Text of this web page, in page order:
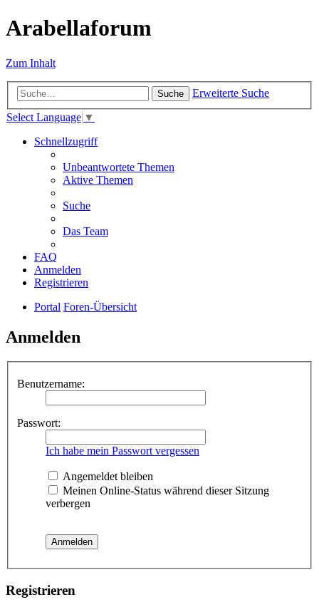
Arabellaforum
Zum Inhalt
Suche
Erweiterte Suche
Select Language ▼
Schnellzugriff
Unbeantwortete Themen
Aktive Themen
Suche
Das Team
FAQ
Anmelden
Registrieren
Portal Foren-Übersicht
Anmelden
Benutzername:
Passwort:
Ich habe mein Passwort vergessen
Angemeldet bleiben
Meinen Online-Status während dieser Sitzung
verbergen
Registrieren